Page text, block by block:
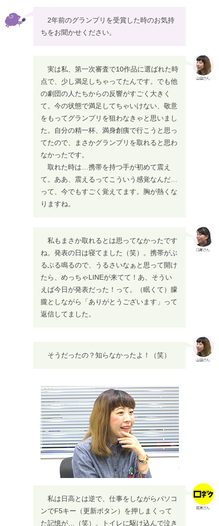
2年前のグランプリを受賞した時のお気持
ちをお聞かせください。
実は私、第一次審査で10作品に選ばれた時
点で、少し満足しちゃってたんです。でも他
の劇団の人たちからの反響がすごく大きく
て。今の状態で満足してちゃいけない、敬意
をもってグランプリを狙わなきゃと思いまし
た。自分の精一杯、満身創痍で行こうと思っ
てたので、まさかグランプリを取れると思わ
なかったです。
取れた時は…携帯を持つ手が初めて震え
て。ああ、震えるってこういう感覚なんだ…
って、今でもすごく覚えてます。胸が熱くな
りますね。
私もまさか取れるとは思ってなかったです
ね。発表の日は寝てました（笑）。携帯がぶ
るぶる鳴るので、うるさいなぁと思って開け
たら、めっちゃLINEが来てて！あ、そうい
えば今日が発表だった！って。（眠くて）朦
朧としながら「ありがとうございます」って
返信してました。
そうだったの？知らなかったよ！（笑）
私は日高とは逆で、仕事をしながらパソコ
ンでF5キー（更新ボタン）を押しまくって
た記憶が…（笑）。トイレに駆け込んで泣き